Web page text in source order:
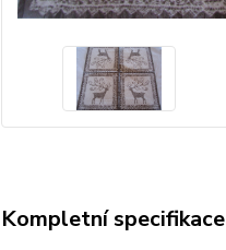
Kompletní specifikace